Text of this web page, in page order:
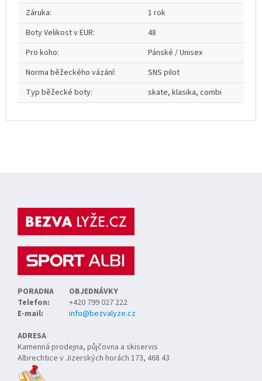
Záruka:
1 rok
Boty Velikost v EUR:
48
Pro koho:
Pánské / Unisex
Norma běžeckého vázání:
SNS pilot
Typ běžecké boty: skate, klasika, combi
PORADNA
OBJEDNÁVKY
Telefon:
+420 799 027 222
E-mail:
info@bezvalyze.cz
ADRESA
Kamenná prodejna, půjčovna a skiservis
Albrechtice v Jizerských horách 173, 468 43